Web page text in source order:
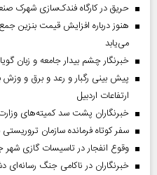
حریق در کارگاه فندک‌سازی شهرک
هنوز درباره افزایش قیمت بنزین
می‌یابد
خبرنگار چشم بیدار جامعه و زبان
پیش بینی رگبار و رعد و برق و وزش
ارتفاعات اردبیل
خبرنگاران پشت سد کمیته‌های
سفر کوتاه فرمانده سازمان
وقوع انفجار در تاسیسات گازی شهر
خبرنگاران در ناکامی جنگ